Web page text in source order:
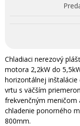
Chladiaci nerezový
motora 2,2kW do
horizontálnej
vrtu s väčším
frekvenčným meničom
chladenie ponorného
800mm.